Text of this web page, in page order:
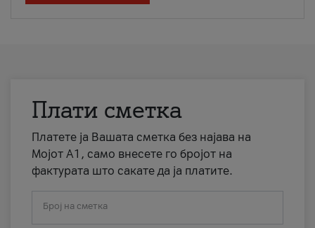
Плати сметка
Платете ја Вашата сметка без најава на
Мојот А1, само внесете го бројот на
фактурата што сакате да ја платите.
Број на сметка